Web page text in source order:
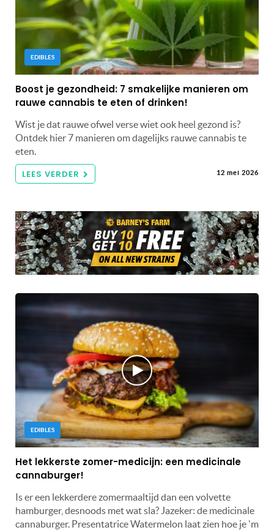
EDIBLES
Boost je gezondheid: 7 smakelijke manieren om
rauwe cannabis te eten of drinken!
Wist je dat rauwe ofwel verse wiet ook heel gezond is?
Ontdek hier 7 manieren om dagelijks rauwe cannabis te
eten.
LEES VERDER 12 mei 2026
EDIBLES
Het lekkerste zomer-medicijn: een medicinale
cannaburger!
Is er een lekkerdere zomermaaltijd dan een volvette
hamburger, desnoods met wat sla? Jazeker: de medicinale
cannaburger. Presentatrice Watermelon laat zien hoe je 'm